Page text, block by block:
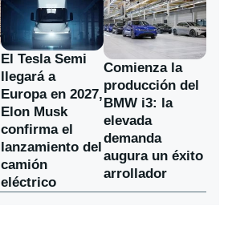
El Tesla Semi
llegará a
Europa en 2027,
Elon Musk
confirma el
lanzamiento del
camión
eléctrico
Comienza la
producción del
BMW i3: la
elevada
demanda
augura un éxito
arrollador